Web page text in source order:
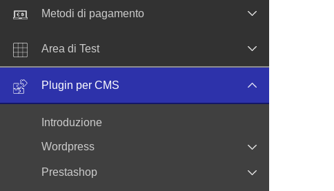
Metodi di pagamento
Area di Test
Plugin per CMS
Introduzione
Wordpress
Prestashop